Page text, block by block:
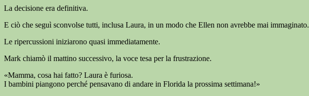
La decisione era definitiva.
E ciò che seguì sconvolse tutti, inclusa Laura, in un modo che Ellen non avrebbe mai immaginato.
Le ripercussioni iniziarono quasi immediatamente.
Mark chiamò il mattino successivo, la voce tesa per la frustrazione.
«Mamma, cosa hai fatto? Laura è furiosa.
I bambini piangono perché pensavano di andare in Florida la prossima settimana!»